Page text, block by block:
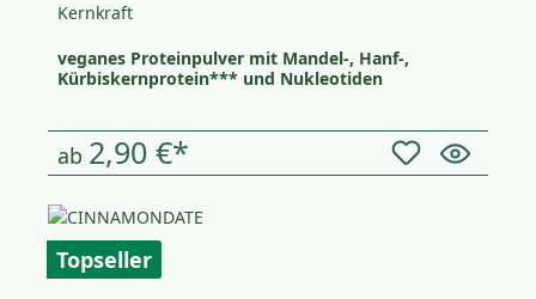
Kernkraft
veganes Proteinpulver mit Mandel-, Hanf-,
Kürbiskernprotein*** und Nukleotiden
ab 2,90 €*
Topseller